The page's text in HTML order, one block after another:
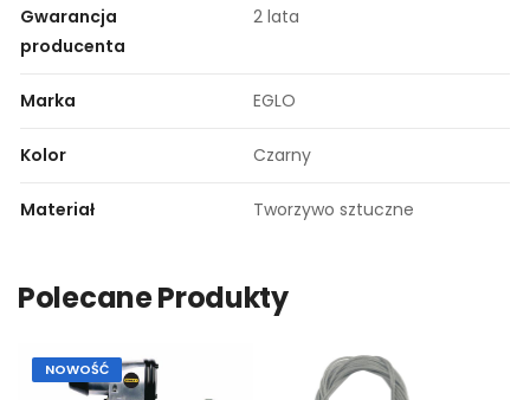
Gwarancja
producenta
2 lata
Marka EGLO
Kolor Czarny
Materiał Tworzywo sztuczne
Polecane Produkty
NOWOŚĆ